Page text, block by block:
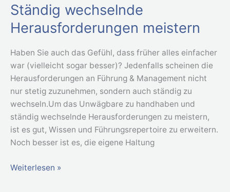
Ständig wechselnde
Herausforderungen meistern
Haben Sie auch das Gefühl, dass früher alles einfacher
war (vielleicht sogar besser)? Jedenfalls scheinen die
Herausforderungen an Führung & Management nicht
nur stetig zuzunehmen, sondern auch ständig zu
wechseln.Um das Unwägbare zu handhaben und
ständig wechselnde Herausforderungen zu meistern,
ist es gut, Wissen und Führungsrepertoire zu erweitern.
Noch besser ist es, die eigene Haltung
Ständig
wechselnde
Herausforderungen
Weiterlesen »